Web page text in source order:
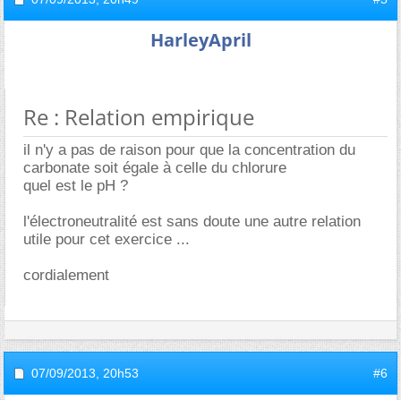
HarleyApril
Re : Relation empirique
il n'y a pas de raison pour que la concentration du
carbonate soit égale à celle du chlorure
quel est le pH ?
l'électroneutralité est sans doute une autre relation
utile pour cet exercice ...
cordialement
07/09/2013, 20h53 #6